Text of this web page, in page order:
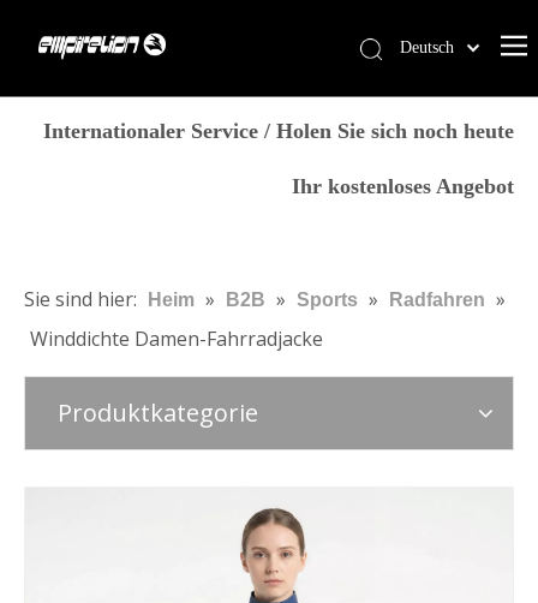
Blog
Kontaktiere uns
Deutsch
简体中文
Français
Português
Internationaler Service / Holen Sie sich noch heute
Ihr kostenloses Angebot
Sie sind hier: Heim » B2B » Sports » Radfahren »
Winddichte Damen-Fahrradjacke
Produktkategorie